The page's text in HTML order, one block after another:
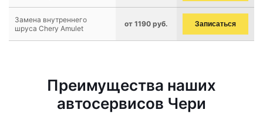
Замена внутреннего
шруса Chery Amulet
от 1190 руб. Записаться
Преимущества наших
автосервисов Чери